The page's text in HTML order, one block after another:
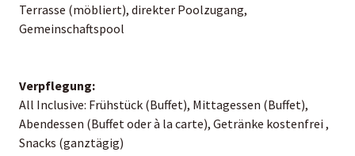
Terrasse (möbliert), direkter Poolzugang,
Gemeinschaftspool
Verpflegung:
All Inclusive: Frühstück (Buffet), Mittagessen (Buffet),
Abendessen (Buffet oder à la carte), Getränke kostenfrei ,
Snacks (ganztägig)